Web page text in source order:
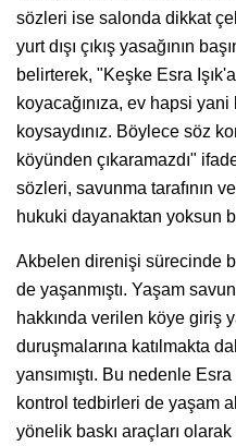
sözleri ise salonda dikkat
yurt dışı çıkış yasağının
belirterek, "Keşke Esra Işık'a
koyacağınıza, ev hapsi yani
koysaydınız. Böylece söz
köyünden çıkaramazdı"
sözleri, savunma tarafının
hukuki dayanaktan yoksun
Akbelen direnişi sürecinde
de yaşanmıştı. Yaşam
hakkında verilen köye giriş
duruşmalarına katılmakta
yansımıştı. Bu nedenle
kontrol tedbirleri de yaşam
yönelik baskı araçları